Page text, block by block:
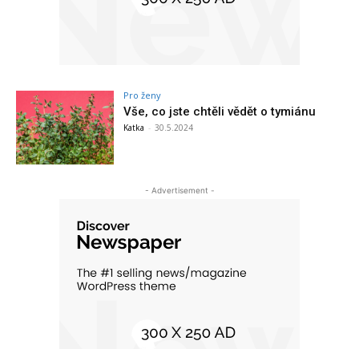
Pro ženy
Vše, co jste chtěli vědět o tymiánu
Katka - 30.5.2024
- Advertisement -